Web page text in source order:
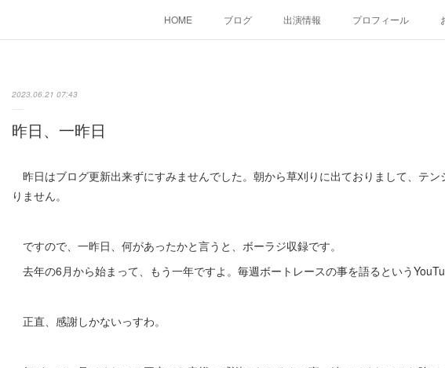
HOME ブログ 出演情報 プロフィール
2023.06.21 07:43
昨日、一昨日
昨日はブログ更新出来ずにすみませんでした。朝から草刈りに出ておりまして、テ
りません。
ですので、一昨日、何があったかと言うと、ボーラジ収録です。
去年の6月から始まって、もう一年ですよ。毎週ボートレースの事を語るという
正直、感謝しかないっすわ。